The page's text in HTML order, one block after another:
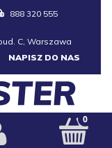
888 320 555
C, Warszawa
NAPISZ DO NAS